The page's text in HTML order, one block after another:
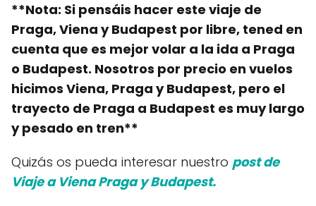
**Nota: Si pensáis hacer este viaje de
Praga, Viena y Budapest por libre, tened en
cuenta que es mejor volar a la ida a Praga
o Budapest. Nosotros por precio en vuelos
hicimos Viena, Praga y Budapest, pero el
trayecto de Praga a Budapest es muy largo
y pesado en tren**
Quizás os pueda interesar nuestro post de
Viaje a Viena Praga y Budapest.